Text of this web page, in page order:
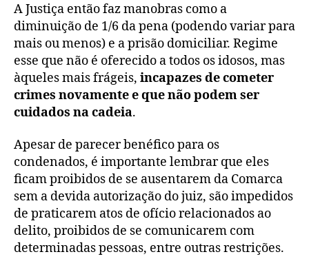
A Justiça então faz manobras como a
diminuição de 1/6 da pena (podendo variar para
mais ou menos) e a prisão domiciliar. Regime
esse que não é oferecido a todos os idosos, mas
àqueles mais frágeis, incapazes de cometer
crimes novamente e que não podem ser
cuidados na cadeia.
Apesarde parecer benéfico para os
condenados, é importante lembrar que eles
ficam proibidos de se ausentarem da Comarca
sem a devida autorização do juiz, são impedidos
de praticarem atos de ofício relacionados ao
delito, proibidos de se comunicarem com
determinadas pessoas, entre outras restrições.